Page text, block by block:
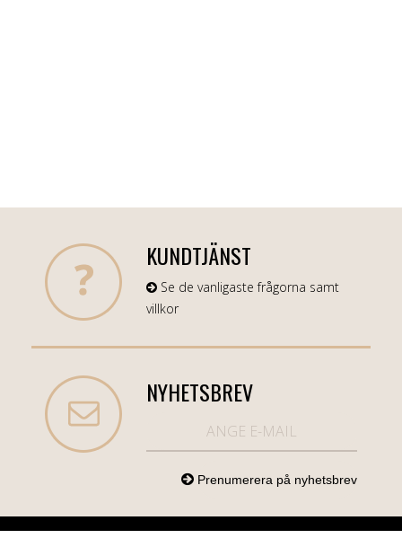
KUNDTJÄNST
Se de vanligaste frågorna samt
villkor
NYHETSBREV